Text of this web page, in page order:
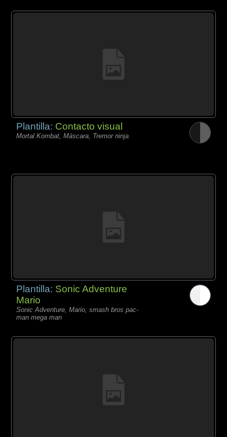
Plantilla: Contacto visual
Mortal Kombat, Máscara, Tremor ninja
Plantilla: Sonic Adventure
Mario
Sonic Adventure, Mario, smash bros pac-
man mega man